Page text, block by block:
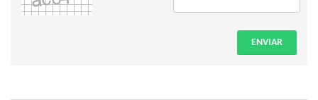
ENVIAR